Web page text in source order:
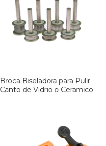
Broca Biseladora para Pulir
Canto de Vidrio o Ceramico